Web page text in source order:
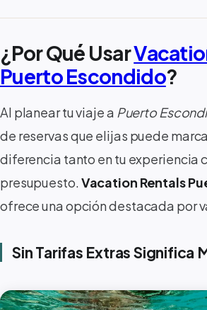
¿Por Qué Usar
Puerto Escondido?
Al planear tu viaje a Puerto
de reservas que elijas puede
diferencia tanto en tu experiencia
presupuesto.Vacation Rentals
ofrece una opción destacada por
Sin Tarifas Extras Significa